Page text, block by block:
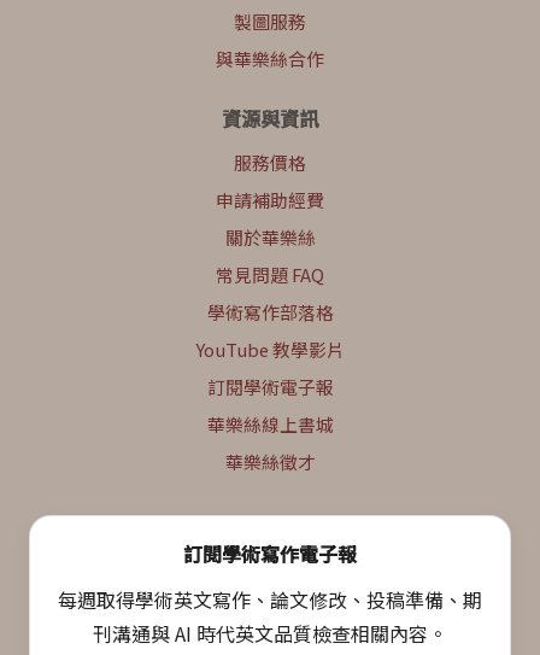
製圖服務
與華樂絲合作
資源與資訊
服務價格
申請補助經費
關於華樂絲
常見問題 FAQ
學術寫作部落格
YouTube 教學影片
訂閱學術電子報
華樂絲線上書城
華樂絲徵才
訂閱學術寫作電子報
每週取得學術英文寫作、論文修改、投稿準備、期
刊溝通與 AI 時代英文品質檢查相關內容。